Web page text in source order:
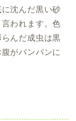
沈んだ黒い砂
われます。色
んだ成虫は黒
がパンパンに